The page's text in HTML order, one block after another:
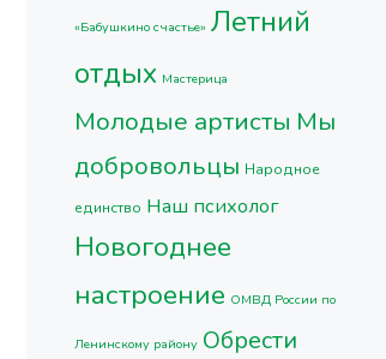
«Бабушкино счастье» Летний
отдых Мастерица
Молодые артисты Мы
добровольцы Народное
единство Наш психолог
Новогоднее
настроение ОМВД России по
Ленинскому району Обрести